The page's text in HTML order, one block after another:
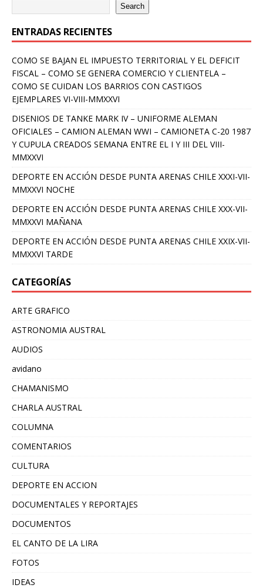
Search
ENTRADAS RECIENTES
COMO SE BAJAN EL IMPUESTO TERRITORIAL Y EL DEFICIT
FISCAL – COMO SE GENERA COMERCIO Y CLIENTELA –
COMO SE CUIDAN LOS BARRIOS CON CASTIGOS
EJEMPLARES VI-VIII-MMXXVI
DISENIOS DE TANKE MARK IV – UNIFORME ALEMAN
OFICIALES – CAMION ALEMAN WWI – CAMIONETA C-20 1987
Y CUPULA CREADOS SEMANA ENTRE EL I Y III DEL VIII-
MMXXVI
DEPORTE EN ACCIÓN DESDE PUNTA ARENAS CHILE XXXI-VII-
MMXXVI NOCHE
DEPORTE EN ACCIÓN DESDE PUNTA ARENAS CHILE XXX-VII-
MMXXVI MAÑANA
DEPORTE EN ACCIÓN DESDE PUNTA ARENAS CHILE XXIX-VII-
MMXXVI TARDE
CATEGORÍAS
ARTE GRAFICO
ASTRONOMIA AUSTRAL
AUDIOS
avidano
CHAMANISMO
CHARLA AUSTRAL
COLUMNA
COMENTARIOS
CULTURA
DEPORTE EN ACCION
DOCUMENTALES Y REPORTAJES
DOCUMENTOS
EL CANTO DE LA LIRA
FOTOS
IDEAS